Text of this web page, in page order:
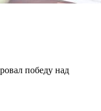
победу над